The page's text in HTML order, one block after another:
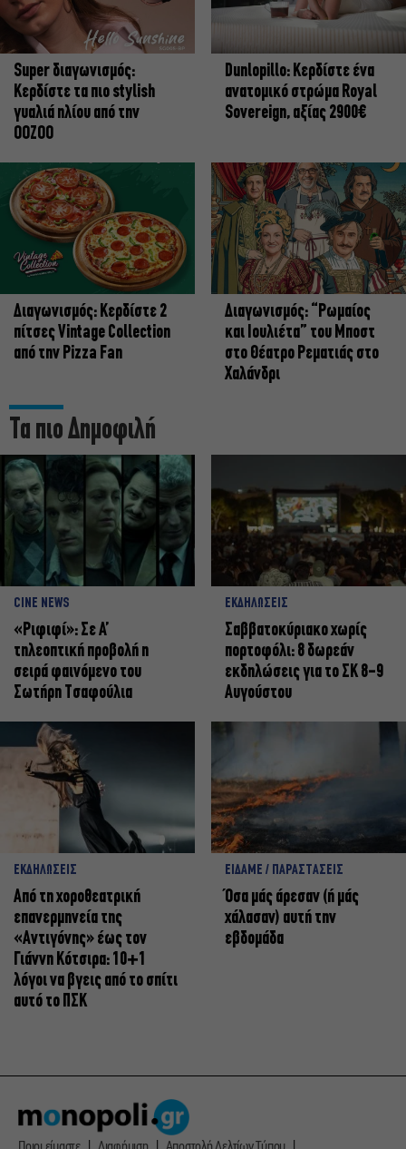
Super διαγωνισμός:
Κερδίστε τα πιο stylish
γυαλιά ηλίου από την
OOZOO
Dunlopillo: Κερδίστε ένα
ανατομικό στρώμα Royal
Sovereign, αξίας 2900€
Διαγωνισμός: Κερδίστε 2
πίτσες Vintage Collection
από την Pizza Fan
Διαγωνισμός: “Ρωμαίος
και Ιουλιέτα” του Μποστ
στο Θέατρο Ρεματιάς στο
Χαλάνδρι
Τα πιο Δημοφιλή
CINE NEWS
«Ριφιφί»: Σε Α’
τηλεοπτική προβολή η
σειρά φαινόμενο του
Σωτήρη Τσαφούλια
ΕΚΔΗΛΩΣΕΙΣ
Σαββατοκύριακο χωρίς
πορτοφόλι: 8 δωρεάν
εκδηλώσεις για το ΣΚ 8-9
Αυγούστου
ΕΚΔΗΛΩΣΕΙΣ
Από τη χοροθεατρική
επανερμηνεία της
«Αντιγόνης» έως τον
Γιάννη Κότσιρα: 10+1
λόγοι να βγεις από το σπίτι
αυτό το ΠΣΚ
ΕΙΔΑΜΕ / ΠΑΡΑΣΤΑΣΕΙΣ
Όσα μάς άρεσαν (ή μάς
χάλασαν) αυτή την
εβδομάδα